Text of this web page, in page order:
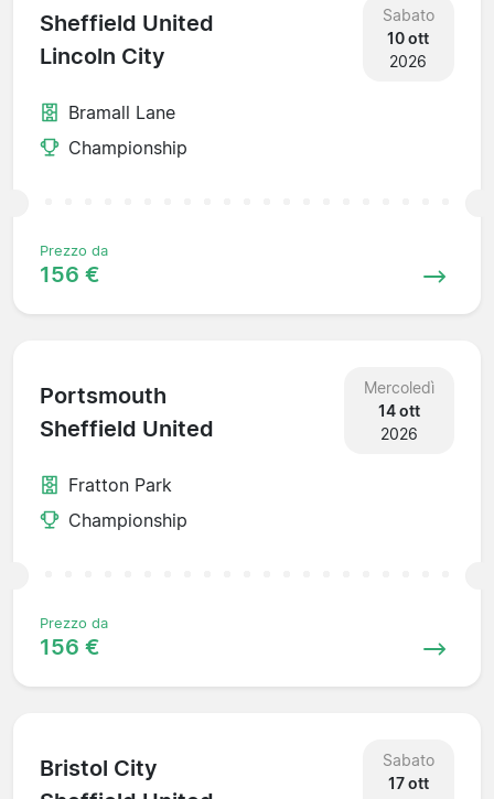
Sheffield United
Lincoln City
Sabato
10 ott
2026
Bramall Lane
Championship
Prezzo da
156 €
Portsmouth
Sheffield United
Mercoledì
14 ott
2026
Fratton Park
Championship
Prezzo da
156 €
Bristol City
Sabato
17 ott